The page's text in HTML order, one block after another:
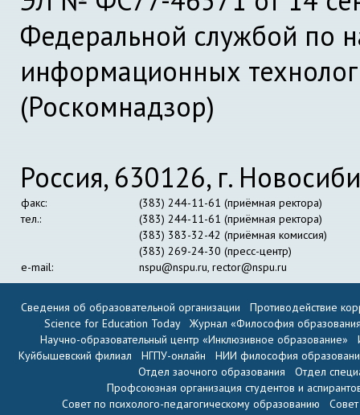
Федеральной службой по
информационных
(Роскомнадзор)
Россия, 630126, г.
факс:
(383) 244-11-61 (приёмная ректора)
тел.:
(383) 244-11-61 (приёмная ректора)
(383) 383-32-42 (приёмная комиссия)
(383) 269-24-30 (пресс-центр)
e-mail:
nspu@nspu.ru, rector@nspu.ru
Сведения об образовательной организации
Противодействие
Science for Education Today
Журнал «Философия
Научно-образовательный центр «Инклюзивное образование»
Куйбышевский филиал
НГПУ-онлайн
НИИ философия
Отдел заочного образования
Отдел
Профсоюзная организация студентов и
Совет по психолого-педагогическому образованию